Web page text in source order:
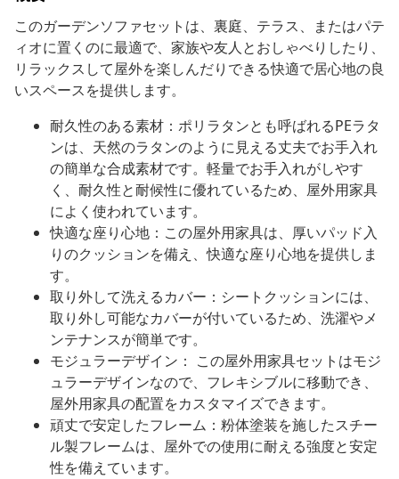
このガーデンソファセットは、裏庭、テラス、またはパテ
ィオに置くのに最適で、家族や友人とおしゃべりしたり、
リラックスして屋外を楽しんだりできる快適で居心地の良
いスペースを提供します。
耐久性のある素材：ポリラタンとも呼ばれるPEラタ
ンは、天然のラタンのように見える丈夫でお手入れ
の簡単な合成素材です。軽量でお手入れがしやす
く、耐久性と耐候性に優れているため、屋外用家具
によく使われています。
快適な座り心地：この屋外用家具は、厚いパッド入
りのクッションを備え、快適な座り心地を提供しま
す。
取り外して洗えるカバー：シートクッションには、
取り外し可能なカバーが付いているため、洗濯やメ
ンテナンスが簡単です。
モジュラーデザイン： この屋外用家具セットはモジ
ュラーデザインなので、フレキシブルに移動でき、
屋外用家具の配置をカスタマイズできます。
頑丈で安定したフレーム：粉体塗装を施したスチー
ル製フレームは、屋外での使用に耐える強度と安定
性を備えています。